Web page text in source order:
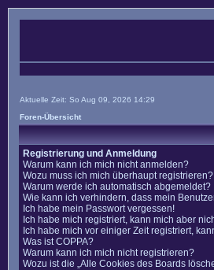
Aktuelle Zeit: So Aug 09, 2026 14:29
Foren-Übersicht
Registrierung und Anmeldung
Warum kann ich mich nicht anmelden?
Wozu muss ich mich überhaupt registrieren?
Warum werde ich automatisch abgemeldet?
Wie kann ich verhindern, dass mein
Ich habe mein Passwort vergessen!
Ich habe mich registriert, kann mich aber
Ich habe mich vor einiger Zeit registriert,
Was ist COPPA?
Warum kann ich mich nicht registrieren?
Wozu ist die „Alle Cookies des Boards